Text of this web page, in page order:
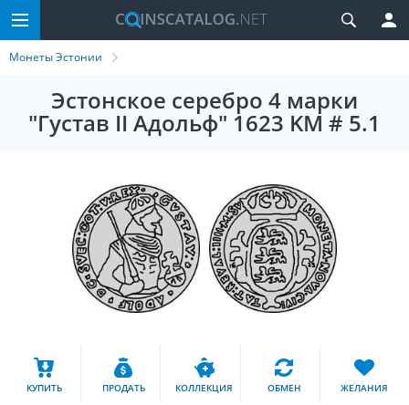
Монеты Эстонии
Эстонское серебро 4 марки
"Густав II Адольф" 1623 KM # 5.1
КУПИТЬ ПРОДАТЬ КОЛЛЕКЦИЯ ОБМЕН ЖЕЛАНИЯ